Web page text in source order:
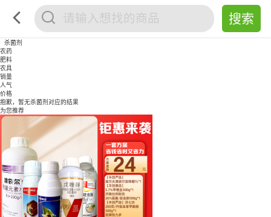
杀菌剂
农药
肥料
农具
销量
人气
价格
抱歉，暂无杀菌剂对应的结果
为您推荐